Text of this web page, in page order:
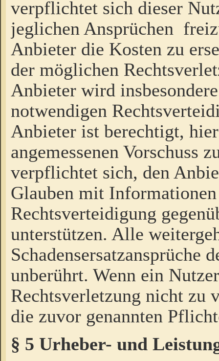
verpflichtet sich dieser
jeglichen Ansprüchen
Anbieter die Kosten zu
der möglichen
Anbieter wird
notwendigen
Anbieter ist berechtigt,
angemessenen Vorschuss
verpflichtet sich, den
Glauben mit
Rechtsverteidigung
unterstützen. Alle
Schadensersatzansprüche
unberührt. Wenn ein
Rechtsverletzung nicht zu
die zuvor genannten
§ 5 Urheber- und